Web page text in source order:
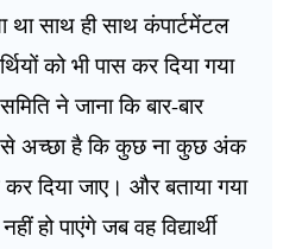
था साथ ही साथ कंपार्टमेंटल
को भी पास कर दिया गया
समिति ने जाना कि बार-बार
से अच्छा है कि कुछ ना कुछ अंक
कर दिया जाए। और बताया गया
हो पाएंगे जब वह विद्यार्थी